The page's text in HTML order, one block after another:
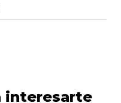
interesarte